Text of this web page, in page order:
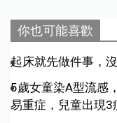
你也可能喜歡
起床就先做件事，
5歲女童染A型流感
易重症，兒童出現3